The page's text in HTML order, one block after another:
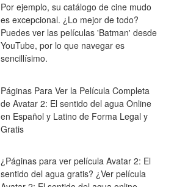
Por ejemplo, su catálogo de cine mudo
es excepcional. ¿Lo mejor de todo?
Puedes ver las películas 'Batman' desde
YouTube, por lo que navegar es
sencillísimo.
Páginas Para Ver la Película Completa
de Avatar 2: El sentido del agua Online
en Español y Latino de Forma Legal y
Gratis
¿Páginas para ver película Avatar 2: El
sentido del agua gratis? ¿Ver película